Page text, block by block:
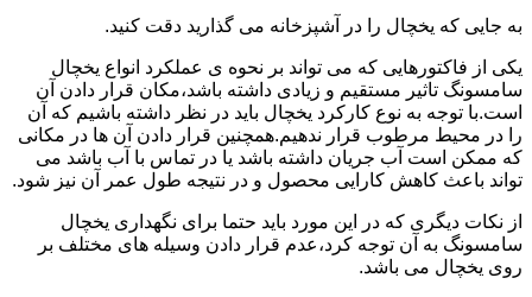
به جایی که یخچال را در آشپزخانه می گذارید دقت کنید.
یکی از فاکتورهایی که می تواند بر نحوه ی عملکرد انواع یخچال
سامسونگ تاثیر مستقیم و زیادی داشته باشد،مکان قرار دادن آن
است.با توجه به نوع کارکرد یخچال باید در نظر داشته باشیم که آن
را در محیط مرطوب قرار ندهیم.همچنین قرار دادن آن ها در مکانی
که ممکن است آب جریان داشته باشد یا در تماس با آب باشد می
تواند باعث کاهش کارایی محصول و در نتیجه طول عمر آن نیز شود.
از نکات دیگری که در این مورد باید حتما برای نگهداری یخچال
سامسونگ به آن توجه کرد،عدم قرار دادن وسیله های مختلف بر
روی یخچال می باشد.